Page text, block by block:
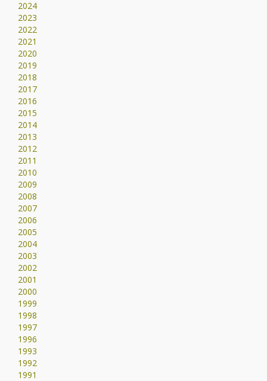
2024
2023
2022
2021
2020
2019
2018
2017
2016
2015
2014
2013
2012
2011
2010
2009
2008
2007
2006
2005
2004
2003
2002
2001
2000
1999
1998
1997
1996
1993
1992
1991